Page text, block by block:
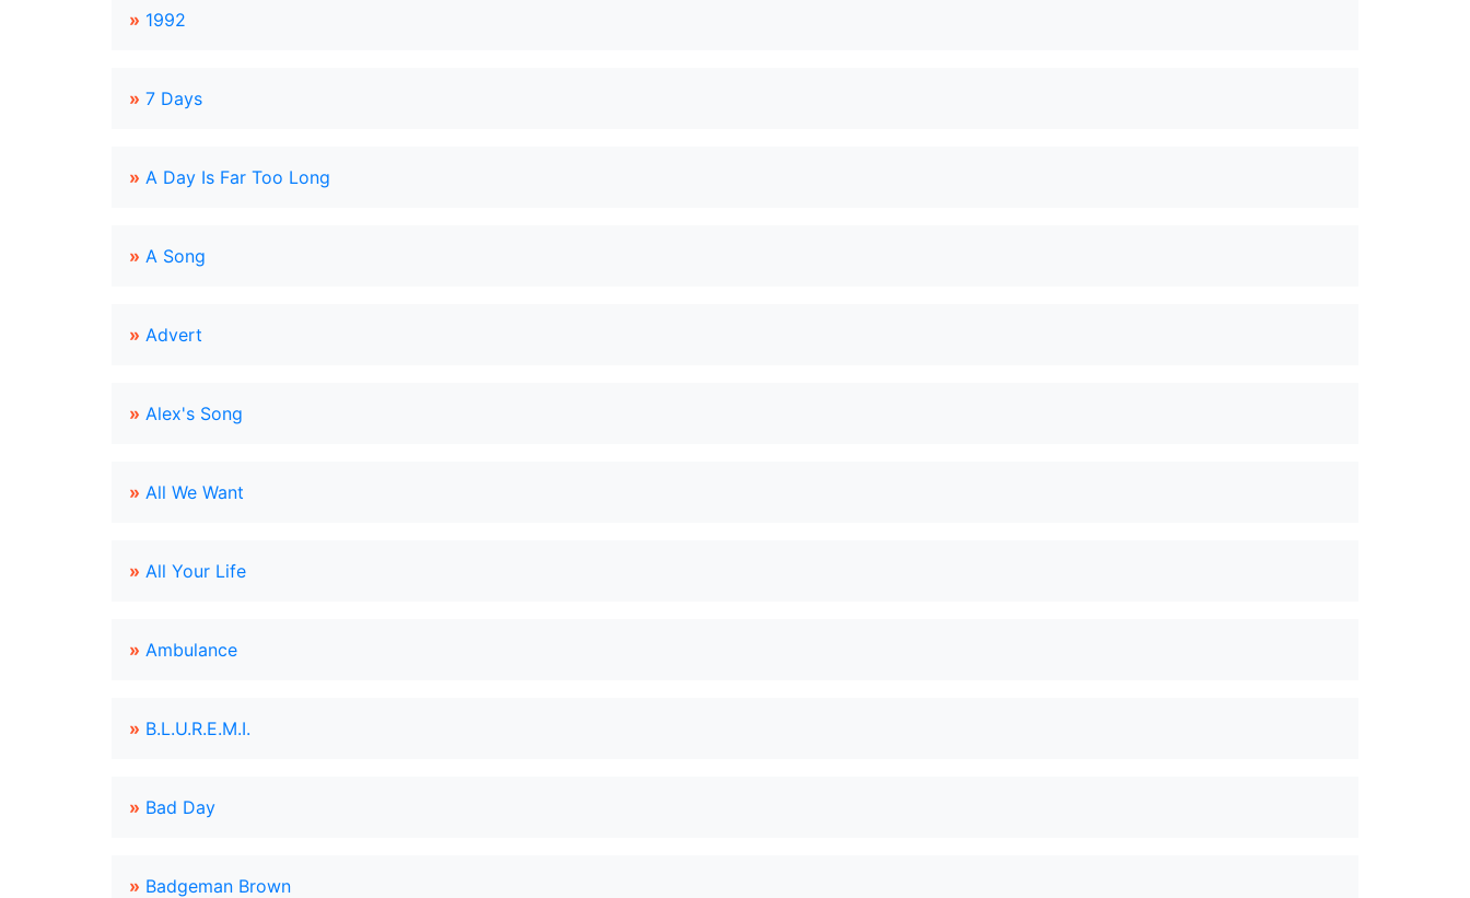
» 1992
» 7 Days
» A Day Is Far Too Long
» A Song
» Advert
» Alex's Song
» All We Want
» All Your Life
» Ambulance
» B.L.U.R.E.M.I.
» Bad Day
» Badgeman Brown